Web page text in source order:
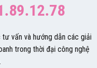
vấn và hướng dẫn các giải
trong thời đại công nghệ